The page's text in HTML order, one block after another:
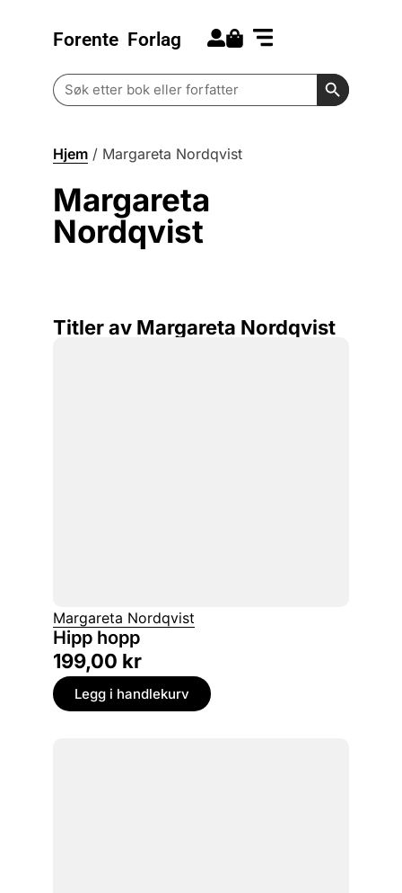
Forente Forlag
Search
for:
Search
Hjem / Margareta Nordqvist
Margareta
Nordqvist
Titler av Margareta Nordqvist
Margareta Nordqvist
Hipp hopp
199,00 kr
Legg i handlekurv